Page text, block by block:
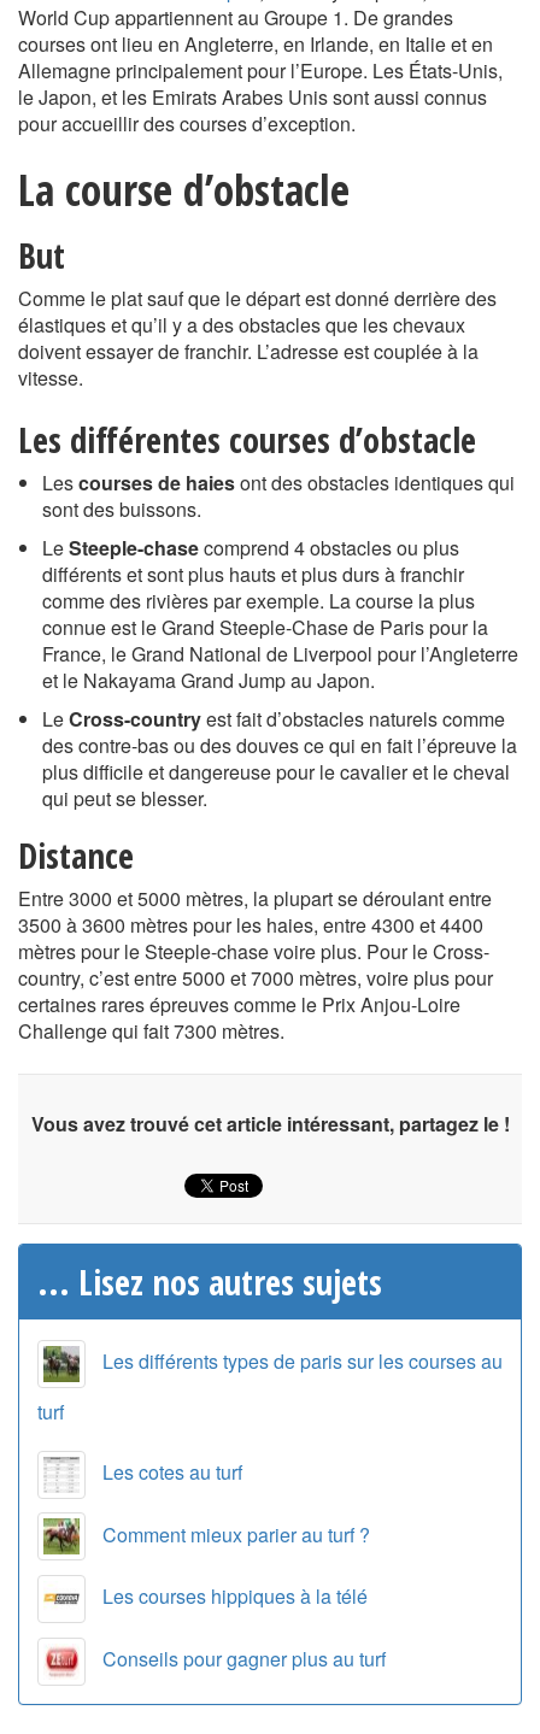
World Cup appartiennent au Groupe 1. De grandes
courses ont lieu en Angleterre, en Irlande, en Italie et en
Allemagne principalement pour l’Europe. Les États-Unis,
le Japon, et les Emirats Arabes Unis sont aussi connus
pour accueillir des courses d’exception.
La course d’obstacle
But
Comme le plat sauf que le départ est donné derrière des
élastiques et qu’il y a des obstacles que les chevaux
doivent essayer de franchir. L’adresse est couplée à la
vitesse.
Les différentes courses d’obstacle
Lescourses de haiesont des obstacles identiques qui
sont des buissons.
LeSteeple-chasecomprend 4 obstacles ou plus
différents et sont plus hauts et plus durs à franchir
comme des rivières par exemple. La course la plus
connue est le Grand Steeple-Chase de Paris pour la
France, le Grand National de Liverpool pour l’Angleterre
et le Nakayama Grand Jump au Japon.
LeCross-countryest fait d’obstacles naturels comme
des contre-bas ou des douves ce qui en fait l’épreuve la
plus difficile et dangereuse pour le cavalier et le cheval
qui peut se blesser.
Distance
Entre 3000 et 5000 mètres, la plupart se déroulant entre
3500 à 3600 mètres pour les haies, entre 4300 et 4400
mètres pour le Steeple-chase voire plus. Pour le Cross-
country, c’est entre 5000 et 7000 mètres, voire plus pour
certaines rares épreuves comme le Prix Anjou-Loire
Challenge qui fait 7300 mètres.
Vous avez trouvé cet article intéressant, partagez le !
... Lisez nos autres sujets
Les différents types de paris sur les courses au
turf
Les cotes au turf
Comment mieux parier au turf ?
Les courses hippiques à la télé
Conseils pour gagner plus au turf